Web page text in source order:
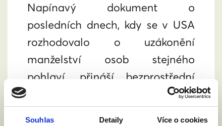
Souhlas Detaily Více o cookies
Napínavý dokument o
posledních dnech, kdy se v USA
rozhodovalo o uzákonění
manželství osob stejného
pohlaví, přináší bezprostřední
svědectví o vytrvalosti a
odhodlání, jenž je pro Českou